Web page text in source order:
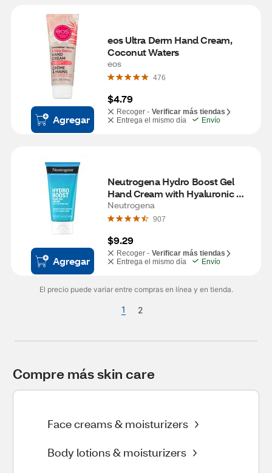
Agregar
eos Ultra Derm Hand Cream,
Coconut Waters
eos
476
$4.79
Recoger - Verificar más tiendas
Entrega el mismo día
Envío
Agregar
Neutrogena Hydro Boost Gel
Hand Cream with Hyaluronic
Acid, 3 OZ
Neutrogena
907
$9.29
Recoger - Verificar más tiendas
Entrega el mismo día
Envío
El precio puede variar entre compras en línea y en tienda.
1 2
Compre más skin care
Face creams & moisturizers
Body lotions & moisturizers